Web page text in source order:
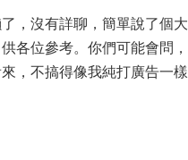
，沒有詳聊，簡單說了個
各位參考。你們可能會問
，不搞得像我純打廣告一